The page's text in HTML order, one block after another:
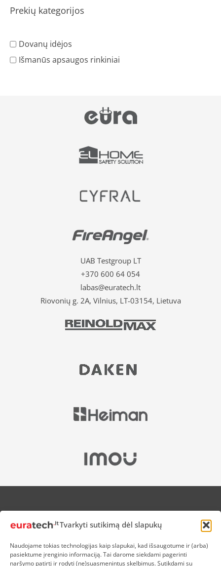
Tvarkyti sutikimą dėl slapukų
Naudojame tokias technologijas kaip slapukai, kad išsaugotume ir (arba)
pasiektume įrenginio informaciją. Tai darome siekdami pagerinti
naršymo patirtį ir rodyti (ne)suasmenintus skelbimus. Sutikdami su
Prekių kategorijos
Dovanų idėjos
Išmanūs apsaugos rinkiniai
UAB Testgroup LT
+370 600 64 054
labas@euratech.lt
Riovonių g. 2A, Vilnius, LT-03154, Lietuva
APIE MUS
NUOLAIDOS HEROJAMS
PREKIŲ IR PINIGŲ GRĄŽINIMAS
ATSISKAITYMAS